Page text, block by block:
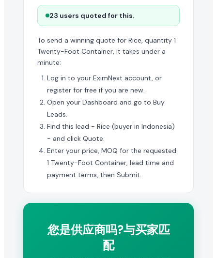
23 users quoted for this.
To send a winning quote for Rice, quantity 1
Twenty-Foot Container, it takes under a
minute:
Log in to your EximNext account, or
register for free if you are new.
Open your Dashboard and go to Buy
Leads.
Find this lead - Rice (buyer in Indonesia)
- and click Quote.
Enter your price, MOQ for the requested
1 Twenty-Foot Container, lead time and
payment terms, then Submit.
您是供应商吗?与买家匹
配